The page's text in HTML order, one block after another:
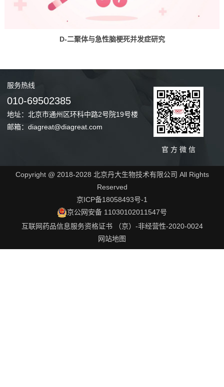
D-二聚体与急性脑梗死并发症研究
服务热线
010-69502385
地址：北京市通州区环科中路2号院19号楼
邮箱：diagreat@diagreat.com
官 方 微 信
Copyright @ 2018-2028 北京丹大生物技术有限公司 All Rights
Reserved
京ICP备18058493号-1
京公网安备 11030102011547号
互联网药品信息服务资格证书 （京）-非经营性-2020-0024
网站地图